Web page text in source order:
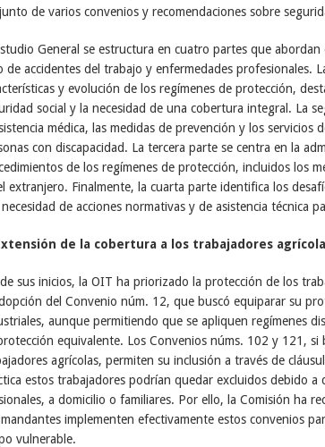
de varios convenios y recomendaciones sobre
General se estructura en cuatro partes que
de accidentes del trabajo y enfermedades profesionales.
y evolución de los regímenes de protección,
social y la necesidad de una cobertura integral. La
médica, las medidas de prevención y los servicios
con discapacidad. La tercera parte se centra en la
de los regímenes de protección, incluidos los
extranjero. Finalmente, la cuarta parte identifica los
de acciones normativas y de asistencia técnica
de la cobertura a los trabajadores
sus inicios, la OIT ha priorizado la protección de los
del Convenio núm. 12, que buscó equiparar su
aunque permitiendo que se apliquen regímenes
equivalente. Los Convenios núms. 102 y 121, si
agrícolas, permiten su inclusión a través de
estos trabajadores podrían quedar excluidos debido a
a domicilio o familiares. Por ello, la Comisión ha
implementen efectivamente estos convenios
vulnerable.